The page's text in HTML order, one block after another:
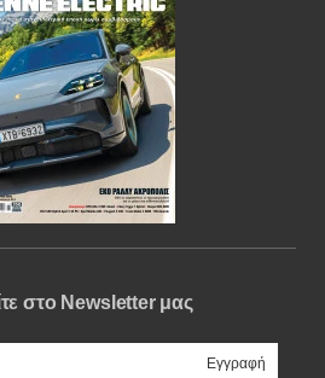
στο Newsletter μας